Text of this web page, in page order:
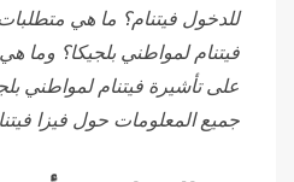
للدخول فيتنام؟ ما هي
فيتنام لمواطني بلجيكا؟
على تأشيرة فيتنام لمواطني
جميع المعلومات حول فيزا